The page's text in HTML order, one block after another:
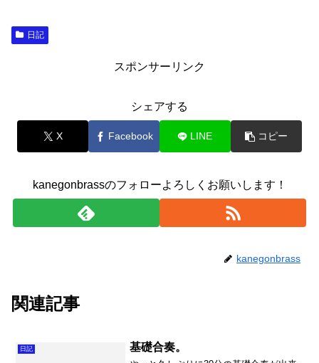
日記
スポンサーリンク
シェアする
X Facebook LINE コピー
kanegonbrassのフォローよろしくお願いします！
kanegonbrass
関連記事
日記 基礎合奏。